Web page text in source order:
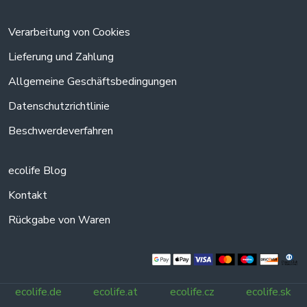
Verarbeitung von Cookies
Lieferung und Zahlung
Allgemeine Geschäftsbedingungen
Datenschutzrichtlinie
Beschwerdeverfahren
ecolife Blog
Kontakt
Rückgabe von Waren
ecolife.de ecolife.at ecolife.cz ecolife.sk